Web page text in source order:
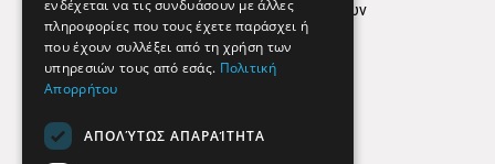
Πολιτική προστασίας δεδομένων
Findhere
Social Media
ενδέχεται να τις συνδυάσουν με άλλες
πληροφορίες που τους έχετε παράσχει ή
που έχουν συλλέξει από τη χρήση των
υπηρεσιών τους από εσάς. Πολιτική
Απορρήτου
ΑΠΟΛΎΤΩΣ ΑΠΑΡΑΊΤΗΤΑ